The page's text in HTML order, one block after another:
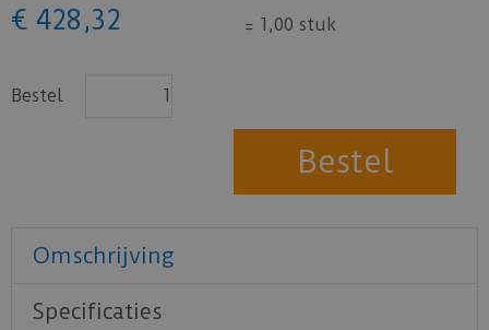
€ 428 ,32 = 1,00 stuk
Bestel
Omschrijving
Specificaties